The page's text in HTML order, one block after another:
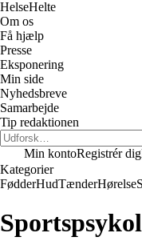
HelseHelte
Om os
Få hjælp
Presse
Eksponering
Min side
Nyhedsbreve
Samarbejde
Tip redaktionen
Min kontoRegistrér dig
Kategorier
FødderHudTænderHørelse